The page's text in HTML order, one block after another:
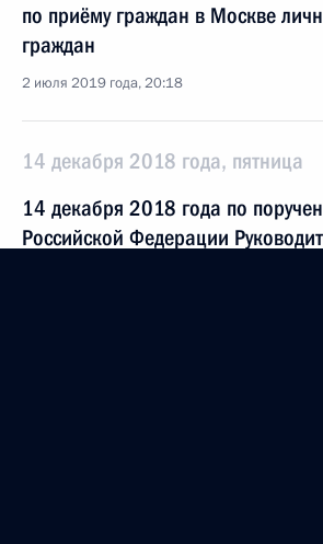
по приёму граждан в Москве
граждан
2 июля 2019 года, 20:18
14 декабря 2018 года, пятница
14 декабря 2018 года по
Российской Федерации